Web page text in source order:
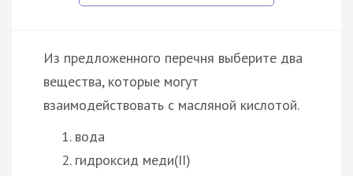
Из предложенного перечня выберите два
вещества, которые могут
взаимодействовать с масляной кислотой.
вода
гидроксид меди(II)